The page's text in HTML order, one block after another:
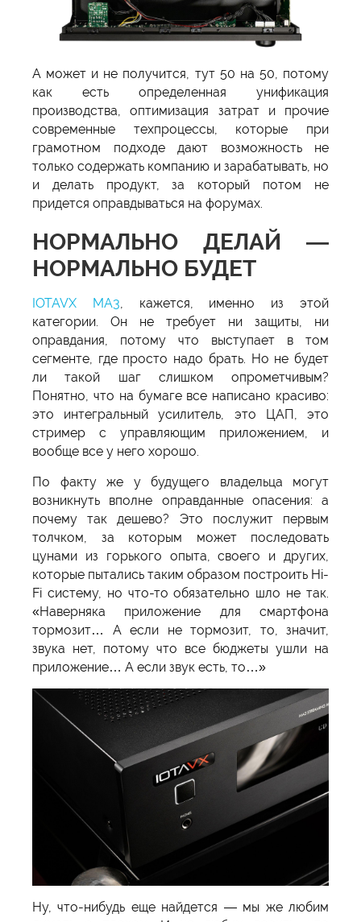
А может и не получится, тут 50 на 50, потому
как есть определенная унификация
производства, оптимизация затрат и прочие
современные техпроцессы, которые при
грамотном подходе дают возможность не
только содержать компанию и зарабатывать, но
и делать продукт, за который потом не
придется оправдываться на форумах.
НОРМАЛЬНО ДЕЛАЙ —
НОРМАЛЬНО БУДЕТ
IOTAVX MA3, кажется, именно из этой
категории. Он не требует ни защиты, ни
оправдания, потому что выступает в том
сегменте, где просто надо брать. Но не будет
ли такой шаг слишком опрометчивым?
Понятно, что на бумаге все написано красиво:
это интегральный усилитель, это ЦАП, это
стример с управляющим приложением, и
вообще все у него хорошо.
По факту же у будущего владельца могут
возникнуть вполне оправданные опасения: а
почему так дешево? Это послужит первым
толчком, за которым может последовать
цунами из горького опыта, своего и других,
которые пытались таким образом построить Hi-
Fi систему, но что-то обязательно шло не так.
«Наверняка приложение для смартфона
тормозит… А если не тормозит, то, значит,
звука нет, потому что все бюджеты ушли на
приложение… А если звук есть, то…»
Ну, что-нибудь еще найдется — мы же любим